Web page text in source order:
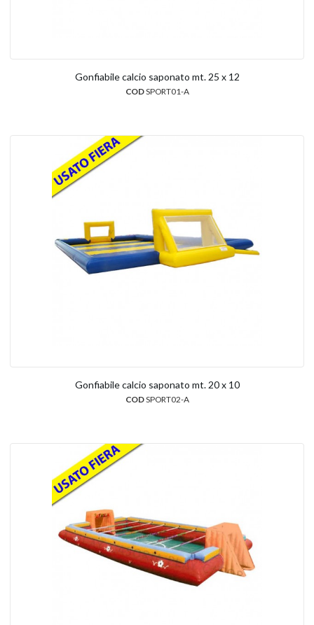
Gonfiabile calcio saponato mt. 25 x 12
CODSPORT01-A
Gonfiabile calcio saponato mt. 20 x 10
CODSPORT02-A